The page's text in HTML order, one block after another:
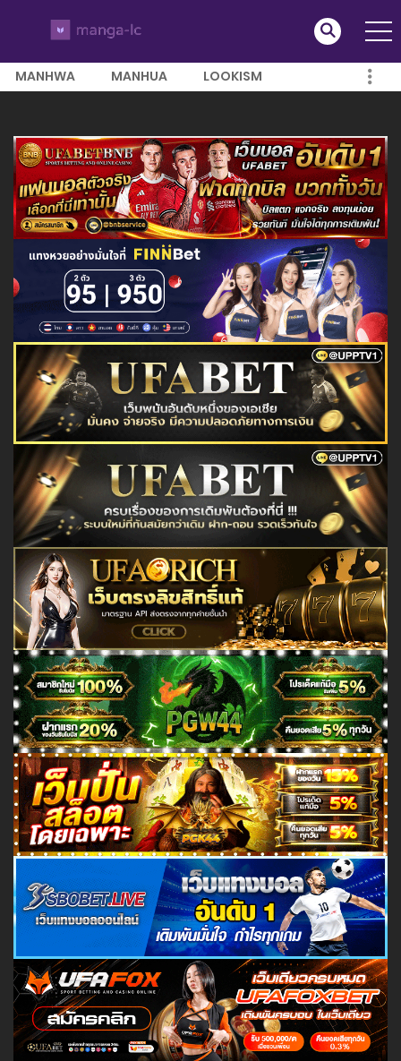
MANHWA MANHUA LOOKISM